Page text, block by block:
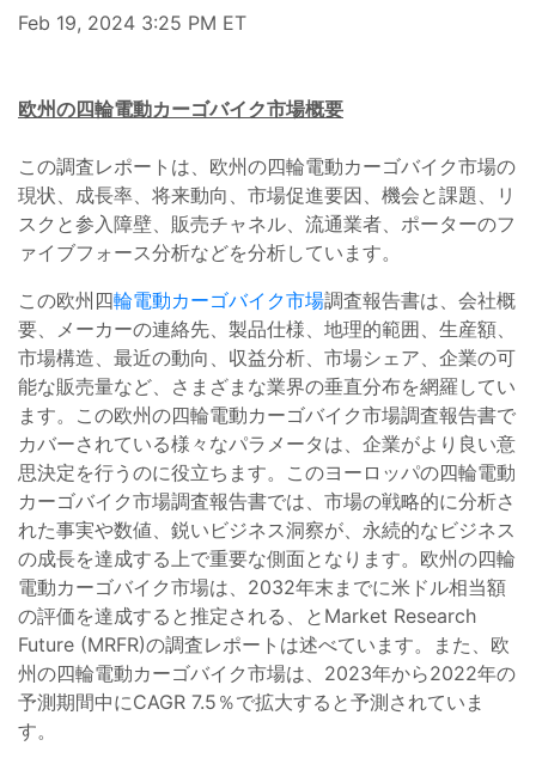
Feb 19, 2024 3:25 PM ET
欧州の四輪電動カーゴバイク市場概要
この調査レポートは、欧州の四輪電動カーゴバイク市場の
現状、成長率、将来動向、市場促進要因、機会と課題、リ
スクと参入障壁、販売チャネル、流通業者、ポーターのフ
ァイブフォース分析などを分析しています。
この欧州四輪電動カーゴバイク市場調査報告書は、会社概
要、メーカーの連絡先、製品仕様、地理的範囲、生産額、
市場構造、最近の動向、収益分析、市場シェア、企業の可
能な販売量など、さまざまな業界の垂直分布を網羅してい
ます。この欧州の四輪電動カーゴバイク市場調査報告書で
カバーされている様々なパラメータは、企業がより良い意
思決定を行うのに役立ちます。このヨーロッパの四輪電動
カーゴバイク市場調査報告書では、市場の戦略的に分析さ
れた事実や数値、鋭いビジネス洞察が、永続的なビジネス
の成長を達成する上で重要な側面となります。欧州の四輪
電動カーゴバイク市場は、2032年末までに米ドル相当額
の評価を達成すると推定される、とMarket Research
Future (MRFR)の調査レポートは述べています。また、欧
州の四輪電動カーゴバイク市場は、2023年から2022年の
予測期間中にCAGR 7.5％で拡大すると予測されていま
す。